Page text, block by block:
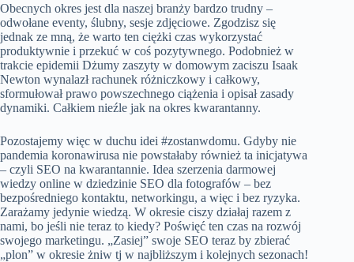
Obecnych okres jest dla naszej branży bardzo trudny –
odwołane eventy, ślubny, sesje zdjęciowe. Zgodzisz się
jednak ze mną, że warto ten ciężki czas wykorzystać
produktywnie i przekuć w coś pozytywnego. Podobnież w
trakcie epidemii Dżumy zaszyty w domowym zaciszu Isaak
Newton wynalazł rachunek różniczkowy i całkowy,
sformułował prawo powszechnego ciążenia i opisał zasady
dynamiki. Całkiem nieźle jak na okres kwarantanny.
Pozostajemy więc w duchu idei #zostanwdomu. Gdyby nie
pandemia koronawirusa nie powstałaby również ta inicjatywa
– czyli SEO na kwarantannie. Idea szerzenia darmowej
wiedzy online w dziedzinie SEO dla fotografów – bez
bezpośredniego kontaktu, networkingu, a więc i bez ryzyka.
Zarażamy jedynie wiedzą. W okresie ciszy działaj razem z
nami, bo jeśli nie teraz to kiedy? Poświęć ten czas na rozwój
swojego marketingu. „Zasiej” swoje SEO teraz by zbierać
„plon” w okresie żniw tj w najbliższym i kolejnych sezonach!